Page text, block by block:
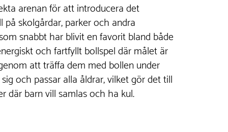
arenan för att introducera det
skolgårdar, parker och andra
snabbt har blivit en favorit bland både
och fartfyllt bollspel där målet är
att träffa dem med bollen under
och passar alla åldrar, vilket gör det till
där barn vill samlas och ha kul.